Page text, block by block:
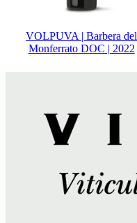
VOLPUVA | Barbera del
Monferrato DOC | 2022